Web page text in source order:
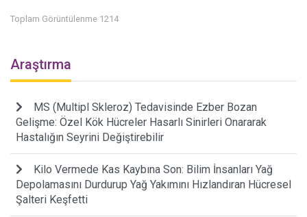
Toplam Görüntülenme 1214
Araştırma
MS (Multipl Skleroz) Tedavisinde Ezber Bozan
Gelişme: Özel Kök Hücreler Hasarlı Sinirleri Onararak
Hastalığın Seyrini Değiştirebilir
Kilo Vermede Kas Kaybına Son: Bilim İnsanları Yağ
Depolamasını Durdurup Yağ Yakımını Hızlandıran Hücresel
Şalteri Keşfetti